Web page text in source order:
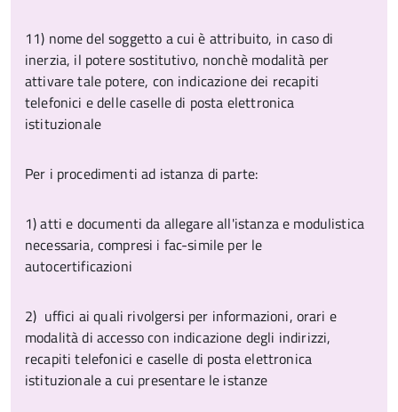
11) nome del soggetto a cui è attribuito, in caso di
inerzia, il potere sostitutivo, nonchè modalità per
attivare tale potere, con indicazione dei recapiti
telefonici e delle caselle di posta elettronica
istituzionale
Per i procedimenti ad istanza di parte:
1) atti e documenti da allegare all'istanza e modulistica
necessaria, compresi i fac-simile per le
autocertificazioni
2) uffici ai quali rivolgersi per informazioni, orari e
modalità di accesso con indicazione degli indirizzi,
recapiti telefonici e caselle di posta elettronica
istituzionale a cui presentare le istanze